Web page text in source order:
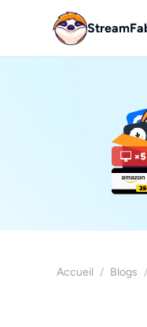
Accueil / Blogs /